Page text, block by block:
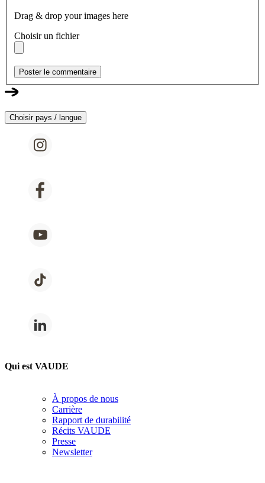
Drag & drop your images here
Choisir un fichier
Poster le commentaire
Choisir pays / langue
Qui est VAUDE
À propos de nous
Carrière
Rapport de durabilité
Récits VAUDE
Presse
Newsletter